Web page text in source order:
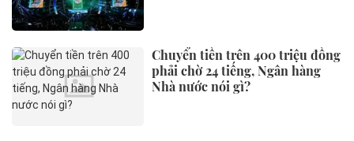
Chuyển tiền trên 400 triệu đồng
phải chờ 24 tiếng, Ngân hàng
Nhà nước nói gì?